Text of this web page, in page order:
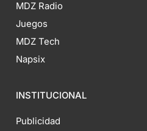
MDZ Radio
Juegos
MDZ Tech
Napsix
INSTITUCIONAL
Publicidad